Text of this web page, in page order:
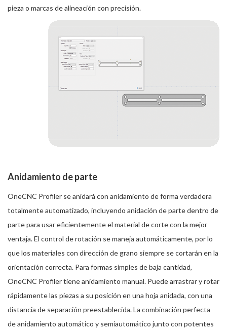
pieza o marcas de alineación con precisión.
Anidamiento de parte
OneCNC Profiler se anidará con anidamiento de forma verdadera
totalmente automatizado, incluyendo anidación de parte dentro de
parte para usar eficientemente el material de corte con la mejor
ventaja. El control de rotación se maneja automáticamente, por lo
que los materiales con dirección de grano siempre se cortarán en la
orientación correcta. Para formas simples de baja cantidad,
OneCNC Profiler tiene anidamiento manual. Puede arrastrar y rotar
rápidamente las piezas a su posición en una hoja anidada, con una
distancia de separación preestablecida. La combinación perfecta
de anidamiento automático y semiautomático junto con potentes